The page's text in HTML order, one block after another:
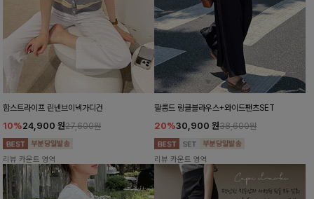
함스트라이프 린넨브이넥가디건
10%24,900 원27,600원
리뷰 카운트 영역
팔롬드 링클블라우스+와이드팬츠SET
20%30,900 원38,600원
리뷰 카운트 영역